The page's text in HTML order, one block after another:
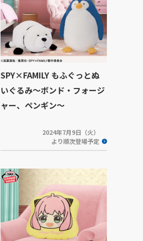
SPY×FAMILY もふぐっとぬ
いぐるみ～ボンド・フォージ
ャー、ペンギン～
2024年7月9日（火）
より順次登場予定